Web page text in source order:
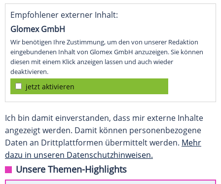
Empfohlener externer Inhalt:
Glomex GmbH
Wir benötigen Ihre Zustimmung, um den von unserer Redaktion
eingebundenen Inhalt von Glomex GmbH anzuzeigen. Sie können
diesen mit einem Klick anzeigen lassen und auch wieder
deaktivieren.
jetzt aktivieren
Ich bin damit einverstanden, dass mir externe Inhalte
angezeigt werden. Damit können personenbezogene
Daten an Drittplattformen übermittelt werden. Mehr
dazu in unseren Datenschutzhinweisen.
Unsere Themen-Highlights